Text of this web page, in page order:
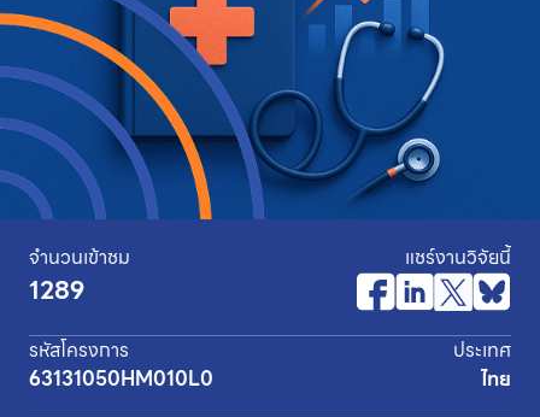
จำนวนเข้าชม
1289
แชร์งานวิจัยนี้
รหัสโครงการ
63131050HM010L0
ประเทศ
ไทย